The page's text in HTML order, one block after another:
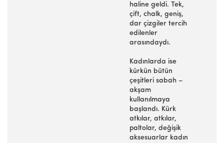
haline geldi. Tek,
çift, chalk, geniş,
dar çizgiler tercih
edilenler
arasındaydı.
Kadınlarda ise
kürkün bütün
çeşitleri sabah –
akşam
kullanılmaya
başlandı. Kürk
atkılar, atkılar,
paltolar, değişik
aksesuarlar kadın